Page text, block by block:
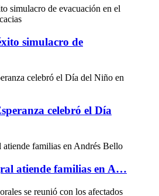
simulacro de
celebró el Día
atiende familias en A…